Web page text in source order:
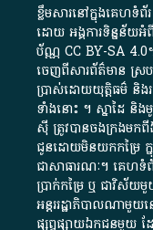
ខ្លឹមសារ​នៅ​ក្នុង​គេហទំ
ដោយ​ អង្គការ​ទិន្នន័យ​អំ
ប័ណ្ណ​CC BY-SA 4.0
ចេញពី​សារព័ត៌មាន ស្រ
ប្រាស់​ដោយ​យុត្តិធម៌​ និង​រ
ទាំង​នោះ​ ។​ ស្នាដៃ​ និ
ស៊ី​ ត្រូវ​បាន​ចងក្រង​មក​
ជូន​ដោយ​មិន​យក​កម្រៃ​ ក្
ជា​សាធារណៈ​។​ គេហទំព័រ​
ប្រាក់​កម្រៃ​ ឬ​ ជា​វិស័យ​មួ
អន្តររដ្ឋាភិបាល​ណាមួយ​
ផ្សព្វផ្សាយ​ឯកជន​មួយ​